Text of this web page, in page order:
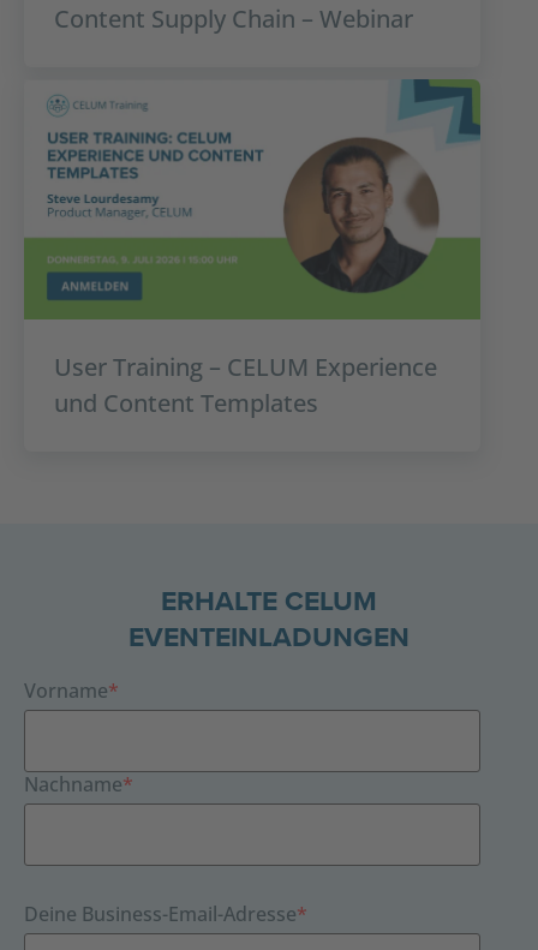
Content Supply Chain – Webinar
User Training – CELUM Experience
und Content Templates
ERHALTE CELUM
EVENTEINLADUNGEN
Vorname*
Nachname*
Deine Business-Email-Adresse*